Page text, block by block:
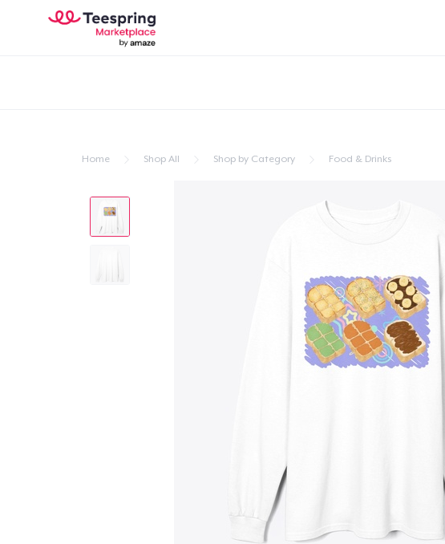
Home Shop All Shop by Category Food & Drinks